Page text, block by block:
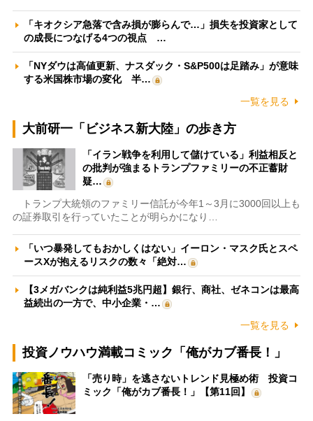
「キオクシア急落で含み損が膨らんで…」損失を投資家として
の成長につなげる4つの視点 …
「NYダウは高値更新、ナスダック・S&P500は足踏み」が意味
する米国株市場の変化 半…
一覧を見る
大前研一「ビジネス新大陸」の歩き方
「イラン戦争を利用して儲けている」利益相反と
の批判が強まるトランプファミリーの不正蓄財
疑…
トランプ大統領のファミリー信託が今年1～3月に3000回以上も
の証券取引を行っていたことが明らかになり…
「いつ暴発してもおかしくはない」イーロン・マスク氏とスペ
ースXが抱えるリスクの数々「絶対…
【3メガバンクは純利益5兆円超】銀行、商社、ゼネコンは最高
益続出の一方で、中小企業・…
一覧を見る
投資ノウハウ満載コミック「俺がカブ番長！」
「売り時」を逃さないトレンド見極め術 投資コ
ミック「俺がカブ番長！」【第11回】